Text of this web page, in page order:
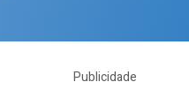
Publicidade